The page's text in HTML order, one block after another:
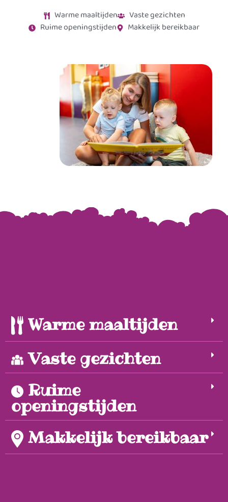
Warme maaltijden
Vaste gezichten
Ruime openingstijden
Makkelijk bereikbaar
Warme maaltijden
Vaste gezichten
Ruime
openingstijden
Makkelijk bereikbaar